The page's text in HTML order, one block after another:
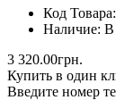
Код Товара:
Наличие: В
3 320.00грн.
Купить в один
Введите номер